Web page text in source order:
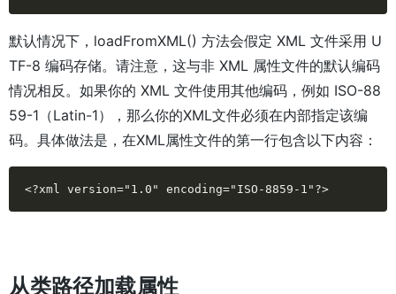
默认情况下，loadFromXML() 方法会假定 XML 文件采用 U
TF-8 编码存储。请注意，这与非 XML 属性文件的默认编码
情况相反。如果你的 XML 文件使用其他编码，例如 ISO-88
59-1（Latin-1），那么你的XML文件必须在内部指定该编
码。具体做法是，在XML属性文件的第一行包含以下内容：
<?xml version="1.0" encoding="ISO-8859-1"?>
从类路径加载属性